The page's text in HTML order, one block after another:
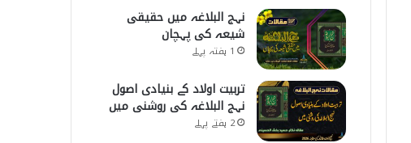
نہج البلاغہ میں حقیقی
شیعہ کی پہچان
1 ہفتہ پہلے
تربیت اولاد کے بنیادی اصول
نہج البلاغہ کی روشنی میں
2 ہفتے پہلے